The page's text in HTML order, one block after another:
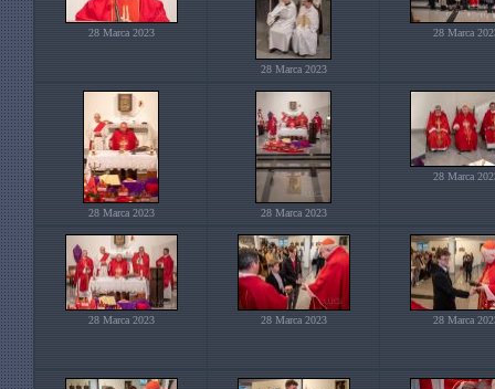
28 Marca 2023
28 Marca 2023
28 Marca
28 Marca 2023 28 Marca 2023
28 Marca
28 Marca 2023 28 Marca 2023 28 Marca